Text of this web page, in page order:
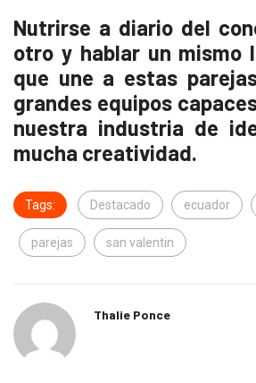
Nutrirse a diario del
otro y hablar un mismo
que une a estas
grandes equipos
nuestra industria de
mucha creatividad.
Tags: Destacado ecuador
parejas san valentin
Thalie Ponce